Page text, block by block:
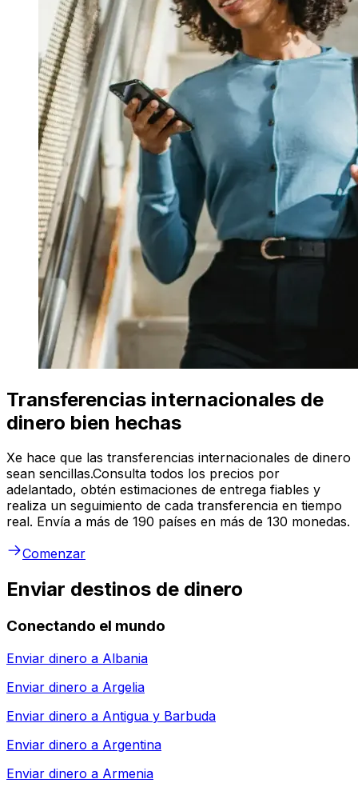
Transferencias internacionales de
dinero bien hechas
Xe hace que las transferencias internacionales de dinero
sean sencillas.Consulta todos los precios por
adelantado, obtén estimaciones de entrega fiables y
realiza un seguimiento de cada transferencia en tiempo
real. Envía a más de 190 países en más de 130 monedas.
Comenzar
Enviar destinos de dinero
Conectando el mundo
Enviar dinero a Albania
Enviar dinero a Argelia
Enviar dinero a Antigua y Barbuda
Enviar dinero a Argentina
Enviar dinero a Armenia